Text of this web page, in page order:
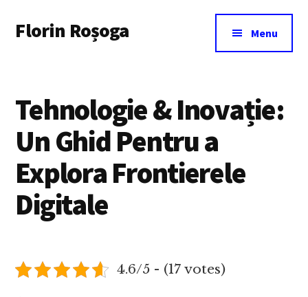
main
menu
Florin Roșoga Menu
Tehnologie & Inovație:
Un Ghid Pentru a
Explora Frontierele
Digitale
4.6/5 - (17 votes)